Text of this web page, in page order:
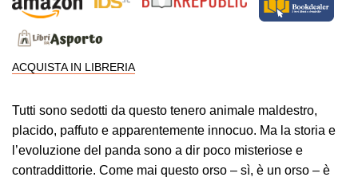
ACQUISTA IN LIBRERIA
Tutti sono sedotti da questo tenero animale maldestro,
placido, paffuto e apparentemente innocuo. Ma la storia e
l’evoluzione del panda sono a dir poco misteriose e
contraddittorie. Come mai questo orso – sì, è un orso – è